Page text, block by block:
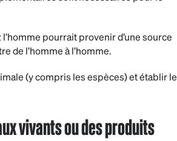
pourrait provenir d’une source
de l’homme à l’homme.
(y compris les espèces) et établir le
vivants ou des produits